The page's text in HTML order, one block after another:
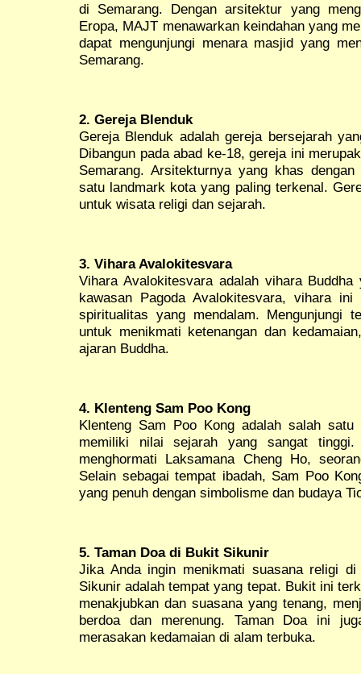
di Semarang. Dengan arsitektur yang
Eropa, MAJT menawarkan keindahan yang
dapat mengunjungi menara masjid yang
Semarang.
2. Gereja Blenduk
Gereja Blenduk adalah gereja bersejarah
Dibangun pada abad ke-18, gereja ini
Semarang. Arsitekturnya yang khas
satu landmark kota yang paling terkenal.
untuk wisata religi dan sejarah.
3. Vihara Avalokitesvara
Vihara Avalokitesvara adalah vihara
kawasan Pagoda Avalokitesvara, vihara
spiritualitas yang mendalam. Mengunjungi
untuk menikmati ketenangan dan
ajaran Buddha.
4. Klenteng Sam Poo Kong
Klenteng Sam Poo Kong adalah salah
memiliki nilai sejarah yang sangat
menghormati Laksamana Cheng Ho,
Selain sebagai tempat ibadah, Sam Poo
yang penuh dengan simbolisme dan budaya
5. Taman Doa di Bukit Sikunir
Jika Anda ingin menikmati suasana religi
Sikunir adalah tempat yang tepat. Bukit ini
menakjubkan dan suasana yang tenang,
berdoa dan merenung. Taman Doa ini
merasakan kedamaian di alam terbuka.